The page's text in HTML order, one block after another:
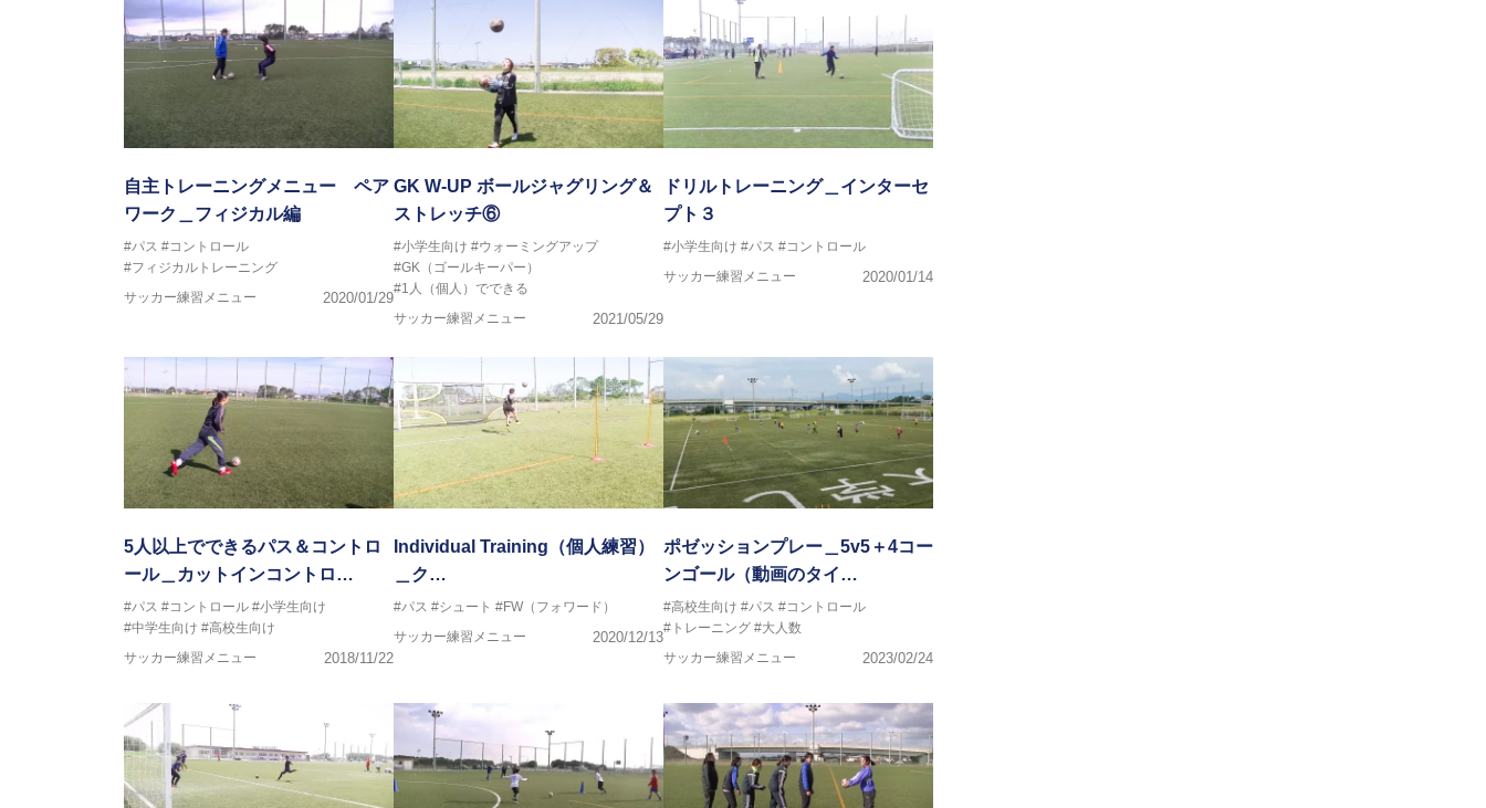
自主トレーニングメニュー ペア
ワーク＿フィジカル編
#パス #コントロール
#フィジカルトレーニング
サッカー練習メニュー
2020/01/29
GK W-UP ボールジャグリング＆
ストレッチ⑥
#小学生向け #ウォーミングアップ
#GK（ゴールキーパー）
#1人（個人）でできる
サッカー練習メニュー
2021/05/29
ドリルトレーニング＿インターセ
プト３
#小学生向け #パス #コントロール
サッカー練習メニュー
2020/01/14
5人以上でできるパス＆コントロ
ール＿カットインコントロ…
#パス #コントロール #小学生向け
#中学生向け #高校生向け
サッカー練習メニュー
2018/11/22
Individual Training（個人練習）
＿ク…
#パス #シュート #FW（フォワード）
サッカー練習メニュー
2020/12/13
ポゼッションプレー＿5v5＋4コー
ンゴール（動画のタイ…
#高校生向け #パス #コントロール
#トレーニング #大人数
サッカー練習メニュー
2023/02/24